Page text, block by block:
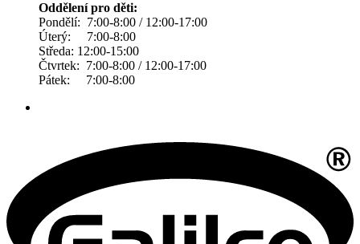
Oddělení pro děti:
Pondělí: 7:00-8:00 / 12:00-17:00
Úterý: 7:00-8:00
Středa: 12:00-15:00
Čtvrtek: 7:00-8:00 / 12:00-17:00
Pátek: 7:00-8:00